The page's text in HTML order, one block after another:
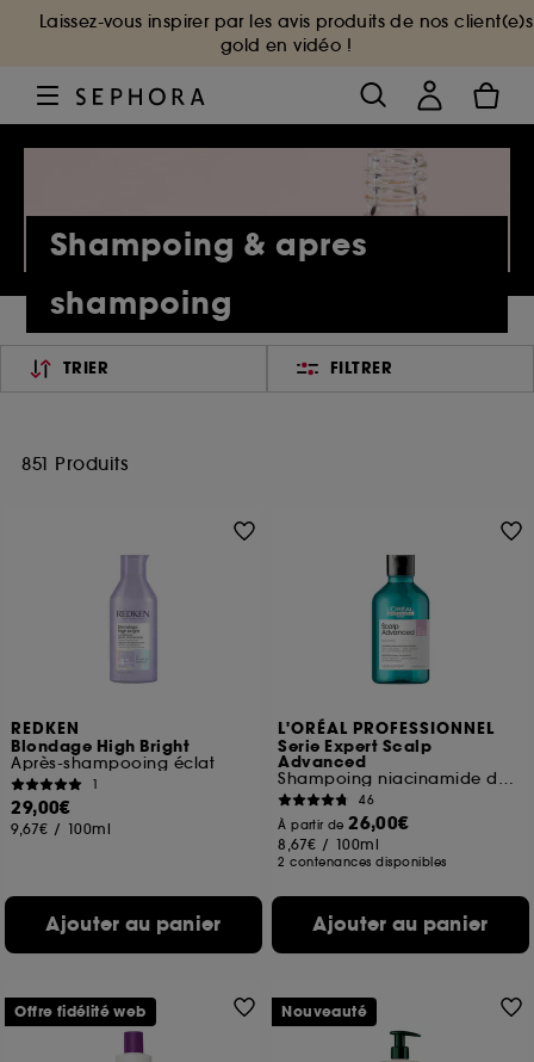
Laissez-vous inspirer par les avis produits de nos client(e)s
gold en vidéo !
Shampoing & apres
shampoing
TRIER FILTRER
851 Produits
REDKEN
Blondage High Bright
Après-shampooing éclat
1
29,00€
9,67€ / 100ml
Ajouter au panier
L'ORÉAL PROFESSIONNEL
Serie Expert Scalp
Advanced
Shampoing niacinamide dermo-régulateur apaisant
46
À partir de26,00€
8,67€ / 100ml
2 contenances disponibles
Ajouter au panier
Offre fidélité web Nouveauté